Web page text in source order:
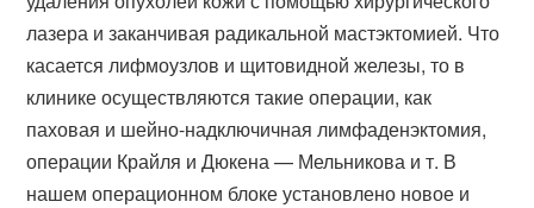
лазера и заканчивая радикальной мастэктомией. Что
касается лифмоузлов и щитовидной железы, то в
клинике осуществляются такие операции, как
паховая и шейно-надключичная лимфаденэктомия,
операции Крайля и Дюкена — Мельникова и т. В
нашем операционном блоке установлено новое и